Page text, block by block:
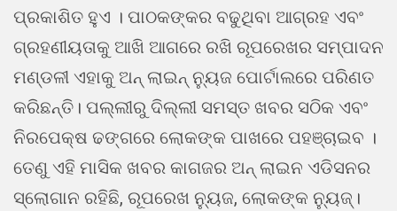
ପ୍ରକାଶିତ ହୁଏ । ପାଠକଙ୍କର ବଢୁଥିବା ଆଗ୍ରହ ଏବଂ
ଗ୍ରହଣୀୟତାକୁ ଆଖି ଆଗରେ ରଖି ରୂପରେଖର ସମ୍ପାଦନ
ମଣ୍ଡଳୀ ଏହାକୁ ଅନ୍ ଲାଇନ୍ ନ୍ୟୁଜ ପୋର୍ଟାଲରେ ପରିଣତ
କରିଛନ୍ତି। ପଲ୍ଲୀରୁ ଦିଲ୍ଲୀ ସମସ୍ତ ଖବର ସଠିକ ଏବଂ
ନିରପେକ୍ଷ ଢଙ୍ଗରେ ଲୋକଙ୍କ ପାଖରେ ପହଞ୍ଚାଇବ ।
ତେଣୁ ଏହି ମାସିକ ଖବର କାଗଜର ଅନ୍ ଲାଇନ ଏଡିସନର
ସ୍ଲୋଗାନ ରହିଛି, ରୂପରେଖ ନ୍ୟୁଜ, ଲୋକଙ୍କ ନ୍ୟୁଜ୍।